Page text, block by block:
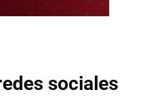
sociales